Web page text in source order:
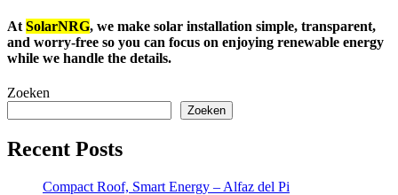
At SolarNRG, we make solar installation simple, transparent,
and worry-free so you can focus on enjoying renewable energy
while we handle the details.
Zoeken
Zoeken
Recent Posts
Compact Roof, Smart Energy – Alfaz del Pi